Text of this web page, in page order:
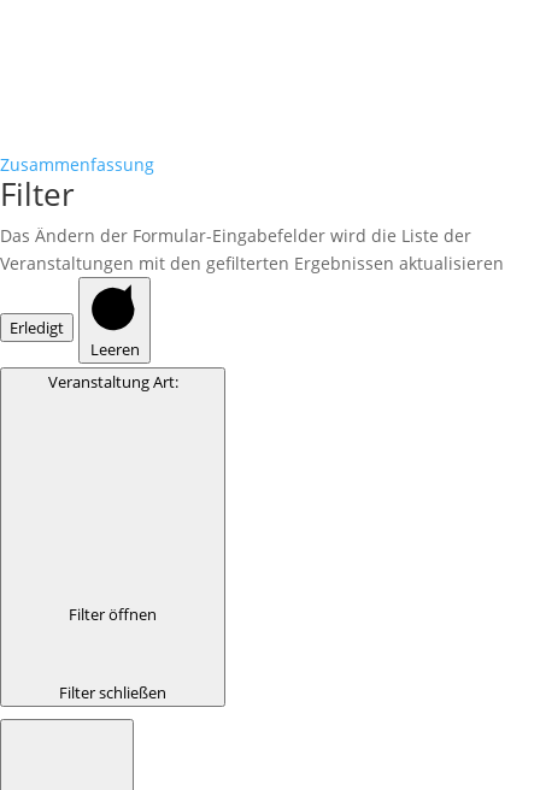
Zusammenfassung
Filter
Das Ändern der Formular-Eingabefelder wird die Liste der
Veranstaltungen mit den gefilterten Ergebnissen aktualisieren
Erledigt
Leeren
Veranstaltung Art:
Filter öffnen
Filter schließen